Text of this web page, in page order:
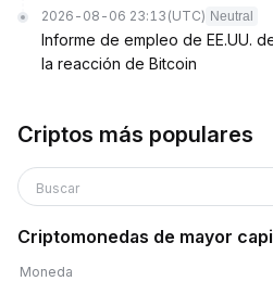
2026-08-06 23:13 (UTC) Neutral
Informe de empleo de EE.UU.
la reacción de Bitcoin
Criptos más populares
Buscar
Criptomonedas de mayor
Moneda